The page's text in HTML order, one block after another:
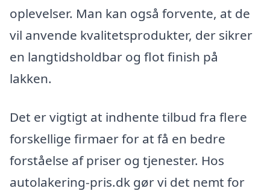
oplevelser. Man kan også forvente, at de
vil anvende kvalitetsprodukter, der sikrer
en langtidsholdbar og flot finish på
lakken.
Det er vigtigt at indhente tilbud fra flere
forskellige firmaer for at få en bedre
forståelse af priser og tjenester. Hos
autolakering-pris.dk gør vi det nemt for